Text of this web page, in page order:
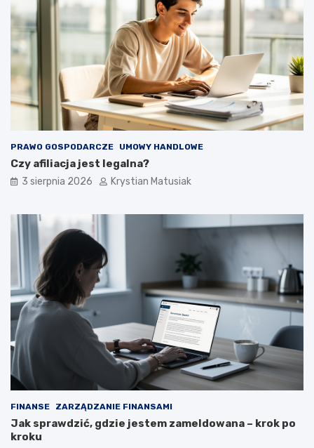
PRAWO GOSPODARCZE UMOWY HANDLOWE
Czy afiliacja jest legalna?
3 sierpnia 2026 Krystian Matusiak
FINANSE ZARZĄDZANIE FINANSAMI
Jak sprawdzić, gdzie jestem zameldowana – krok po
kroku